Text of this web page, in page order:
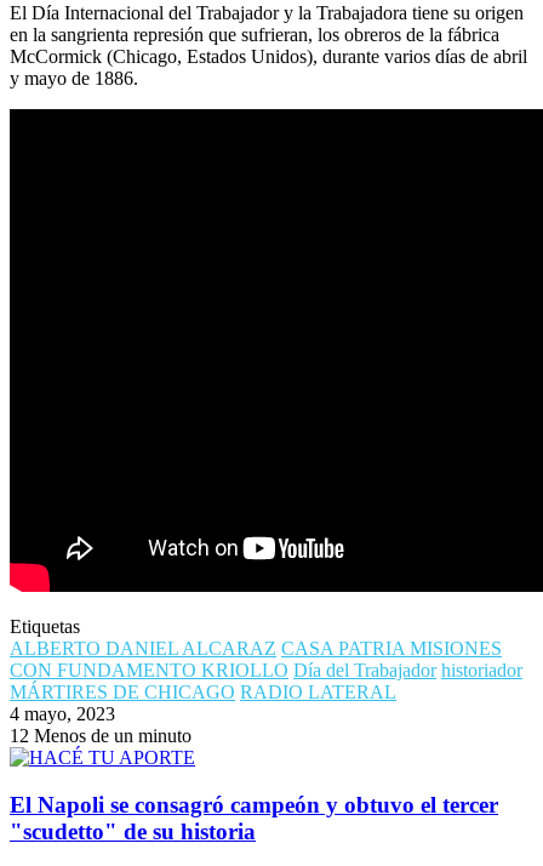
El Día Internacional del Trabajador y la Trabajadora tiene su origen
en la sangrienta represión que sufrieran, los obreros de la fábrica
McCormick (Chicago, Estados Unidos), durante varios días de abril
y mayo de 1886.
Etiquetas
ALBERTO DANIEL ALCARAZ CASA PATRIA MISIONES
CON FUNDAMENTO KRIOLLO Día del Trabajador historiador
MÁRTIRES DE CHICAGO RADIO LATERAL
4 mayo, 2023
12 Menos de un minuto
El Napoli se consagró campeón y obtuvo el tercer
"scudetto" de su historia